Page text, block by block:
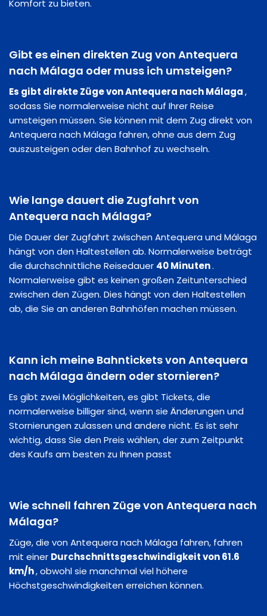
Komfort zu bieten.
Gibt es einen direkten Zug von Antequera
nach Málaga oder muss ich umsteigen?
Es gibt direkte Züge von Antequera nach Málaga,
sodass Sie normalerweise nicht auf Ihrer Reise
umsteigen müssen. Sie können mit dem Zug direkt von
Antequera nach Málaga fahren, ohne aus dem Zug
auszusteigen oder den Bahnhof zu wechseln.
Wie lange dauert die Zugfahrt von
Antequera nach Málaga?
Die Dauer der Zugfahrt zwischen Antequera und Málaga
hängt von den Haltestellen ab. Normalerweise beträgt
die durchschnittliche Reisedauer 40 Minuten.
Normalerweise gibt es keinen großen Zeitunterschied
zwischen den Zügen. Dies hängt von den Haltestellen
ab, die Sie an anderen Bahnhöfen machen müssen.
Kann ich meine Bahntickets von Antequera
nach Málaga ändern oder stornieren?
Es gibt zwei Möglichkeiten, es gibt Tickets, die
normalerweise billiger sind, wenn sie Änderungen und
Stornierungen zulassen und andere nicht. Es ist sehr
wichtig, dass Sie den Preis wählen, der zum Zeitpunkt
des Kaufs am besten zu Ihnen passt
Wie schnell fahren Züge von Antequera nach
Málaga?
Züge, die von Antequera nach Málaga fahren, fahren
mit einer Durchschnittsgeschwindigkeit von 61.6
km/h, obwohl sie manchmal viel höhere
Höchstgeschwindigkeiten erreichen können.